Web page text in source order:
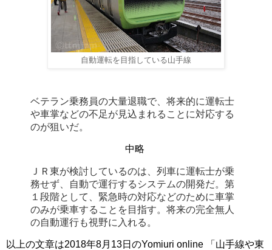
自動運転を目指している山手線
ベテラン乗務員の大量退職で、将来的に運転士
や車掌などの不足が見込まれることに対応する
のが狙いだ。
中略
ＪＲ東が検討しているのは、列車に運転士が乗
務せず、自動で運行するシステムの開発だ。第
１段階として、緊急時の対応などのために車掌
のみが乗車することを目指す。将来の完全無人
の自動運行も視野に入れる。
以上の文章は2018年8月13日のYomiuri online 「山手線や東